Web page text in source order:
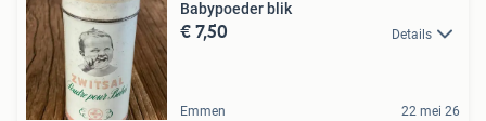
Babypoeder blik
€ 7,50 Details
Emmen 22 mei 26